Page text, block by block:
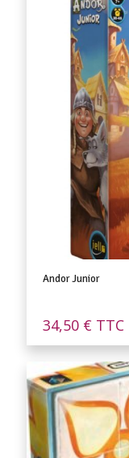
Andor Junior
34,50 € TTC